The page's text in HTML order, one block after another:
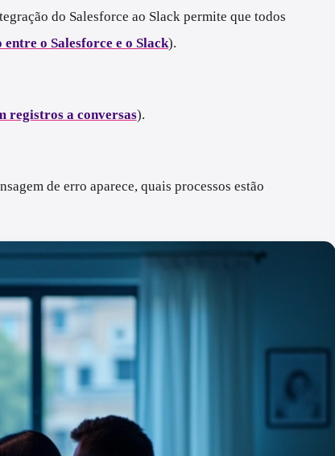
do Salesforce ao Slack permite que todos
o Salesforce e o Slack).
registros a conversas).
de erro aparece, quais processos estão